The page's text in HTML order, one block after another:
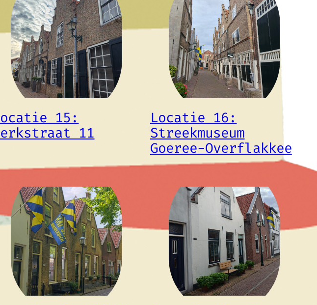
15:
11
Locatie 16:
Streekmuseum
Goeree-Overflakkee